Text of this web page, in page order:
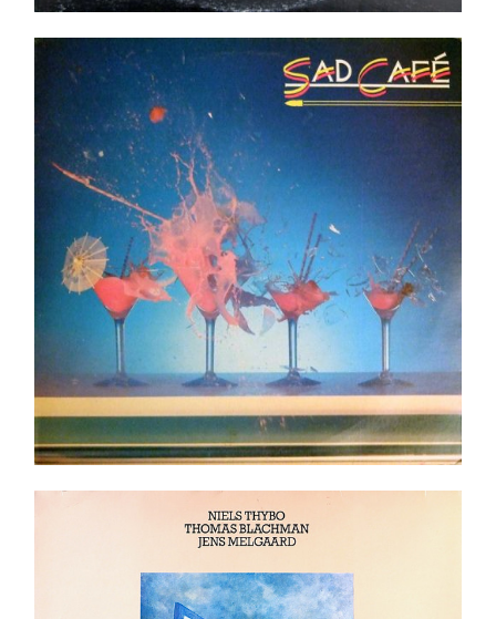
Sad Café – Sad Café LP -Shrink Top copie !
Ajouter au panier
Niels Thybo, Thomas Blachman, Jens Melgaard –
The Story LP